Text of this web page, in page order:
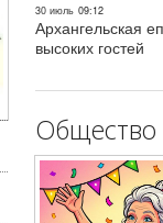
30 июль 09:12
Архангельская
высоких гостей
Общество